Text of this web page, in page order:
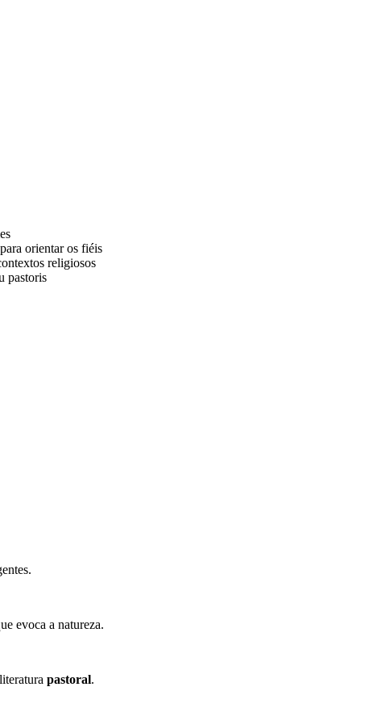
orientar os fiéis
religiosos
pastoris
evoca a natureza.
pastoral.